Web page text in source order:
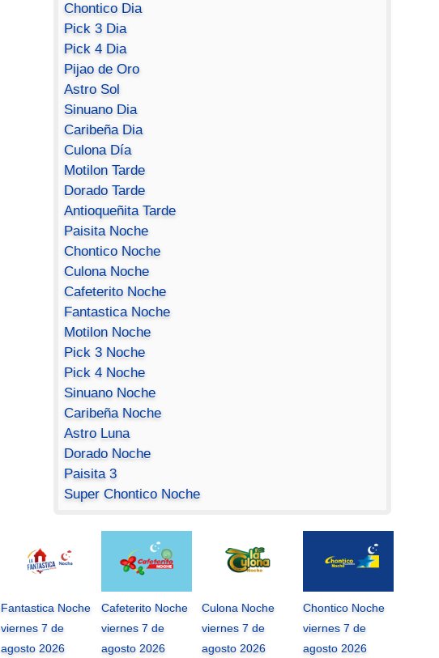
Chontico Dia
Pick 3 Dia
Pick 4 Dia
Pijao de Oro
Astro Sol
Sinuano Dia
Caribeña Dia
Culona Día
Motilon Tarde
Dorado Tarde
Antioqueñita Tarde
Paisita Noche
Chontico Noche
Culona Noche
Cafeterito Noche
Fantastica Noche
Motilon Noche
Pick 3 Noche
Pick 4 Noche
Sinuano Noche
Caribeña Noche
Astro Luna
Dorado Noche
Paisita 3
Super Chontico Noche
Fantastica Noche
viernes 7 de
agosto 2026
Cafeterito Noche
viernes 7 de
agosto 2026
Culona Noche
viernes 7 de
agosto 2026
Chontico Noche
viernes 7 de
agosto 2026